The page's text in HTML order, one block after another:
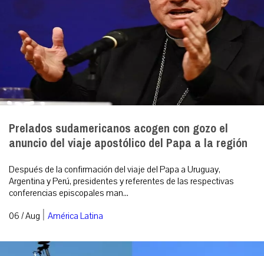
Prelados sudamericanos acogen con gozo el
anuncio del viaje apostólico del Papa a la región
Después de la confirmación del viaje del Papa a Uruguay,
Argentina y Perú, presidentes y referentes de las respectivas
conferencias episcopales man...
06 / Aug | América Latina